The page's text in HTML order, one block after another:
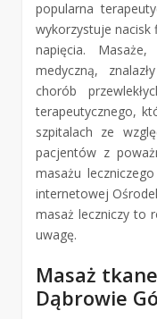
popularna
wykorzystuje nacisk
napięcia.
medyczną,
chorób
terapeutycznego,
szpitalach ze
pacjentów z
masażu
internetowej
masaż leczniczy to
uwagę.
Masaż
Dąbrowie